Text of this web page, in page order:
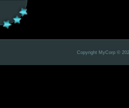
Copyright MyCorp ©